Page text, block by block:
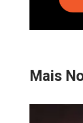
Mais